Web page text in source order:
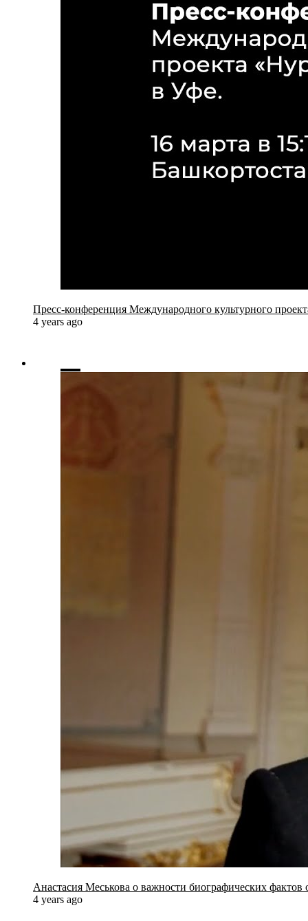
Пресс-конференция Международного культурного
4 years ago
Анастасия Меськова о важности биографических фактов
4 years ago